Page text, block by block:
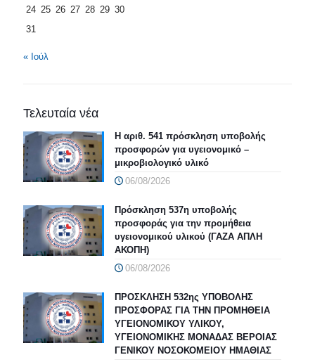
24 25 26 27 28 29 30
31
« Ιούλ
Τελευταία νέα
Η αριθ. 541 πρόσκληση υποβολής
προσφορών για υγειονομικό –
μικροβιολογικό υλικό
06/08/2026
Πρόσκληση 537η υποβολής
προσφοράς για την προμήθεια
υγειονομικού υλικού (ΓΑΖΑ ΑΠΛΗ
ΑΚΟΠΗ)
06/08/2026
ΠΡΟΣΚΛΗΣΗ 532ης ΥΠΟΒΟΛΗΣ
ΠΡΟΣΦΟΡΑΣ ΓΙΑ ΤΗΝ ΠΡΟΜΗΘΕΙΑ
ΥΓΕΙΟΝΟΜΙΚΟΥ ΥΛΙΚΟΥ,
ΥΓΕΙΟΝΟΜΙΚΗΣ ΜΟΝΑΔΑΣ ΒΕΡΟΙΑΣ
ΓΕΝΙΚΟΥ ΝΟΣΟΚΟΜΕΙΟΥ ΗΜΑΘΙΑΣ